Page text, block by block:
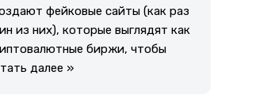
фейковые сайты (как раз
из них), которые выглядят как
биржи, чтобы
далее »